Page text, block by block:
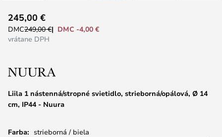
na
začiatok
Liila 1 nástenná/stropné svietidlo, strieborná/opálová, Ø 14
cm, IP44 - Nuura
245,00 €
DMC249,00 €
DMC -4,00 €
vrátane DPH
Farba: strieborná / biela